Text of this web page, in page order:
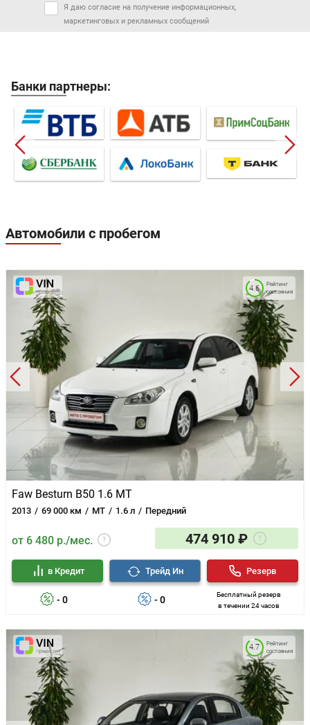
Я даю согласие на получение информационных,
маркетинговых и рекламных сообщений
Банки партнеры:
Автомобили с пробегом
Faw Besturn B50 1.6 MT
2013 69 000 км MT 1.6 л Передний
Рейтинг
состояния
4.6
от 6 480 р./мес. 474 910 ₽
- 0
в Кредит
- 0
Трейд Ин
Бесплатный резерв
в течении 24 часов
Резерв
Рейтинг
состояния
4.7